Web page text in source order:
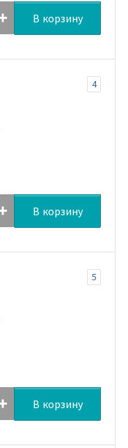
В корзину
4
В корзину
5
В корзину